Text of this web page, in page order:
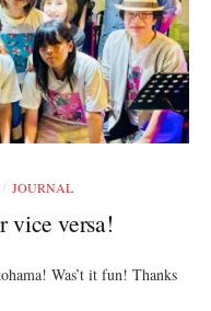
/ JOURNAL
vice versa!
Was’t it fun! Thanks